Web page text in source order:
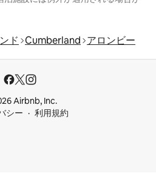
ド Cumberland アロンビー
Airbnb, Inc.
シー
利用規約